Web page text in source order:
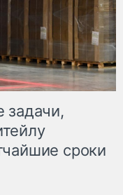
задачи,
сроки